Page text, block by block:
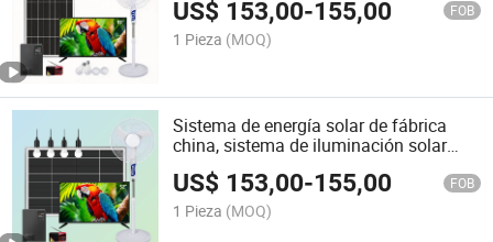
dispositivos sin esfuerzo
US$ 153,00-155,00 FOB
1 Pieza (MOQ)
Sistema de energía solar de fábrica
china, sistema de iluminación solar
para el hogar con televisor, ventilador,
radio y bombillas, OEM ODM
US$ 153,00-155,00 FOB
1 Pieza (MOQ)